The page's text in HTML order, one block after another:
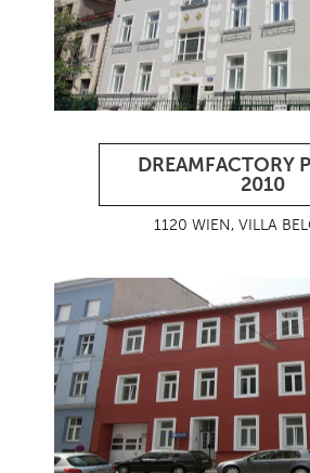
DREAMFACTORY
2010
1120 WIEN, VILLA